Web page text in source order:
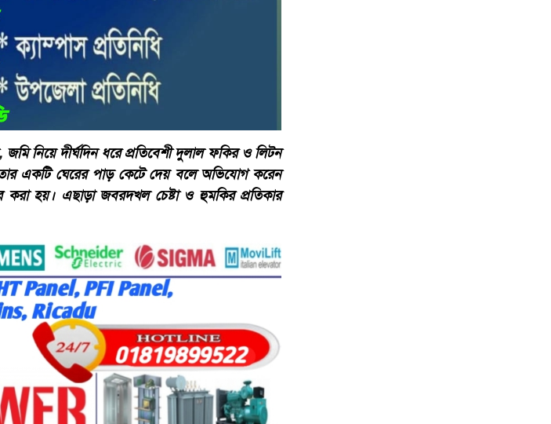
জমি নিয়ে দীর্ঘদিন ধরে প্রতিবেশী দুলাল ফকির ও লিটন
একটি ঘেরের পাড় কেটে দেয় বলে অভিযোগ করেন
হয়। এছাড়া জবরদখল চেষ্টা ও হুমকির প্রতিকার